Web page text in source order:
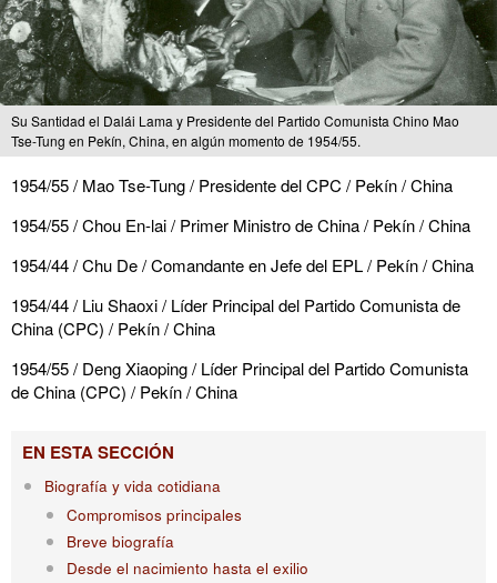
Su Santidad el Dalái Lama y Presidente del Partido Comunista Chino Mao
Tse-Tung en Pekín, China, en algún momento de 1954/55.
1954/55 / Mao Tse-Tung / Presidente del CPC / Pekín / China
1954/55 / Chou En-lai / Primer Ministro de China / Pekín / China
1954/44 / Chu De / Comandante en Jefe del EPL / Pekín / China
1954/44 / Liu Shaoxi / Líder Principal del Partido Comunista de
China (CPC) / Pekín / China
1954/55 / Deng Xiaoping / Líder Principal del Partido Comunista
de China (CPC) / Pekín / China
EN ESTA SECCIÓN
Biografía y vida cotidiana
Compromisos principales
Breve biografía
Desde el nacimiento hasta el exilio